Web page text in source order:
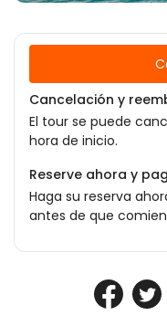
Cancelación y
El tour se puede
hora de inicio.
Reserve ahora y
Haga su reserva
antes de que